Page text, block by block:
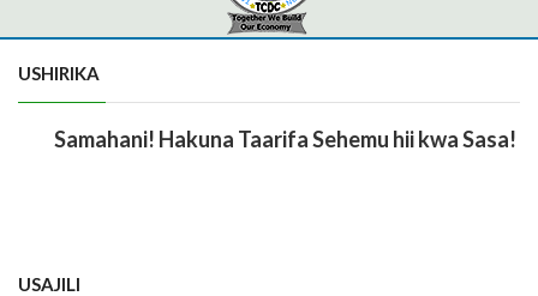
USHIRIKA
Samahani! Hakuna Taarifa Sehemu hii kwa Sasa!
USAJILI